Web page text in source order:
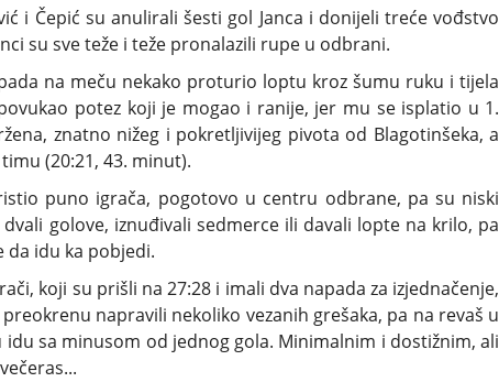
i Čepić su anulirali šesti gol Janca i donijeli treće vođstvo
su sve teže i teže pronalazili rupe u odbrani.
na meču nekako proturio loptu kroz šumu ruku i tijela
potez koji je mogao i ranije, jer mu se isplatio u 1.
znatno nižeg i pokretljivijeg pivota od Blagotinšeka, a
(20:21, 43. minut).
puno igrača, pogotovo u centru odbrane, pa su niski
golove, iznuđivali sedmerce ili davali lopte na krilo, pa
da idu ka pobjedi.
koji su prišli na 27:28 i imali dva napada za izjednačenje,
napravili nekoliko vezanih grešaka, pa na revaš u
sa minusom od jednog gola. Minimalnim i dostižnim, ali